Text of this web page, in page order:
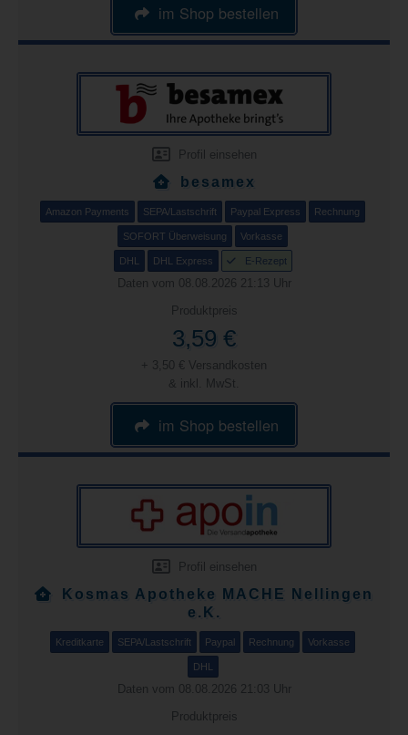
im Shop bestellen
Profil einsehen
besamex
Amazon Payments SEPA/Lastschrift Paypal Express Rechnung
SOFORT Überweisung Vorkasse
DHL DHL Express E-Rezept
Daten vom 08.08.2026 21:13 Uhr
Produktpreis
3,59 €
+ 3,50 € Versandkosten
& inkl. MwSt.
im Shop bestellen
Profil einsehen
Kosmas Apotheke MACHE Nellingen
e.K.
Kreditkarte SEPA/Lastschrift Paypal Rechnung Vorkasse
DHL
Daten vom 08.08.2026 21:03 Uhr
Produktpreis